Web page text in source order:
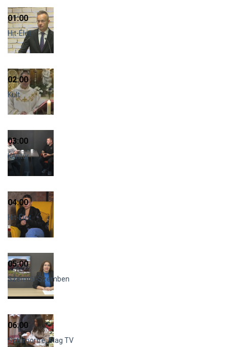
01:00
Hit-Élet
02:00
Kult
03:00
Kontúr
04:00
Hit-Élet
05:00
Szemtől-Szemben
06:00
Sztárportré, Mag TV